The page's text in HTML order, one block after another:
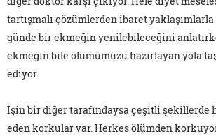
tartışmalı çözümlerden ibaret
günde bir ekmeğin yenilebileceğini
ekmeğin bile ölümümüzü hazırlayan yola
ediyor.
İşin bir diğer tarafındaysa çeşitli şekillerde
eden korkular var. Herkes ölümden